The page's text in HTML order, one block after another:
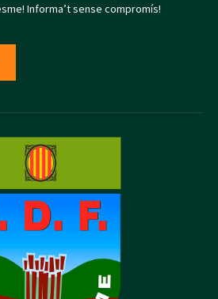
Informa’t sense compromís!